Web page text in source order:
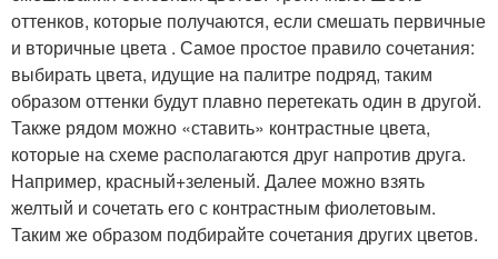
оттенков, которые получаются, если смешать первичные
и вторичные цвета . Самое простое правило сочетания:
выбирать цвета, идущие на палитре подряд, таким
образом оттенки будут плавно перетекать один в другой.
Также рядом можно «ставить» контрастные цвета,
которые на схеме располагаются друг напротив друга.
Например, красный+зеленый. Далее можно взять
желтый и сочетать его с контрастным фиолетовым.
Таким же образом подбирайте сочетания других цветов.